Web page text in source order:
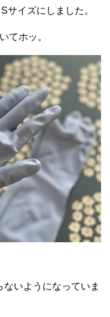
サイズにしました。
てホッ。
いようになっていま